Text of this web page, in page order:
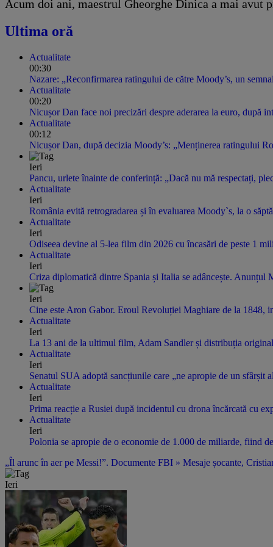
Acum doi ani, maestrul Gheorghe Dinica a mai avut
Ultima oră
Actualitate
00:30
Nazare: „Reconfirmarea ratingului de către Moody’s, un
Actualitate
00:20
Nicușor Dan face noi precizări despre aderarea la euro, după
Actualitate
00:12
Nicușor Dan, după decizia Moody’s: „Menținerea ratingului
Ieri
Pancu, urlete înainte de conferință: „Dacă nu mă respectați,
Actualitate
Ieri
România evită retrogradarea și în evaluarea Moody`s, la o
Actualitate
Ieri
Odiseea devine al 5-lea film din 2026 cu încasări de peste 1
Actualitate
Ieri
Criza diplomatică dintre Spania și Italia se adâncește.
Ieri
Cine este Aron Gabor. Eroul Revoluției Maghiare de la 1848,
Actualitate
Ieri
La 13 ani de la ultimul film, Adam Sandler și distribuția
Actualitate
Ieri
Senatul SUA adoptă sancțiunile care „ne apropie de un
Actualitate
Ieri
Prima reacție a Rusiei după incidentul cu drona încărcată cu
Actualitate
Ieri
Polonia se apropie de o economie de 1.000 de miliarde, fiind
„Îl arunc în aer pe Messi!”. Documente FBI » Mesaje șocante,
Ieri